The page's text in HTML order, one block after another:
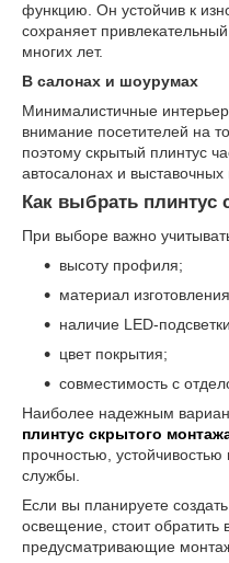
функцию. Он устойчив к
сохраняет
многих лет.
В салонах и шоурумах
Минималистичные
внимание посетителей на
поэтому скрытый плинтус
автосалонах и выставочных
Как выбрать плинтус
При выборе важно
высоту профиля;
материал
наличие LED-
цвет покрытия;
совместимость с
Наиболее надежным
плинтус скрытого
прочностью,
службы.
Если вы планируете
освещение, стоит обратить
предусматривающие